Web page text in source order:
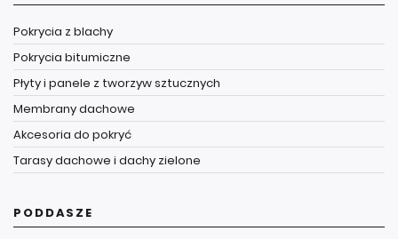
Pokrycia z blachy
Pokrycia bitumiczne
Płyty i panele z tworzyw sztucznych
Membrany dachowe
Akcesoria do pokryć
Tarasy dachowe i dachy zielone
PODDASZE